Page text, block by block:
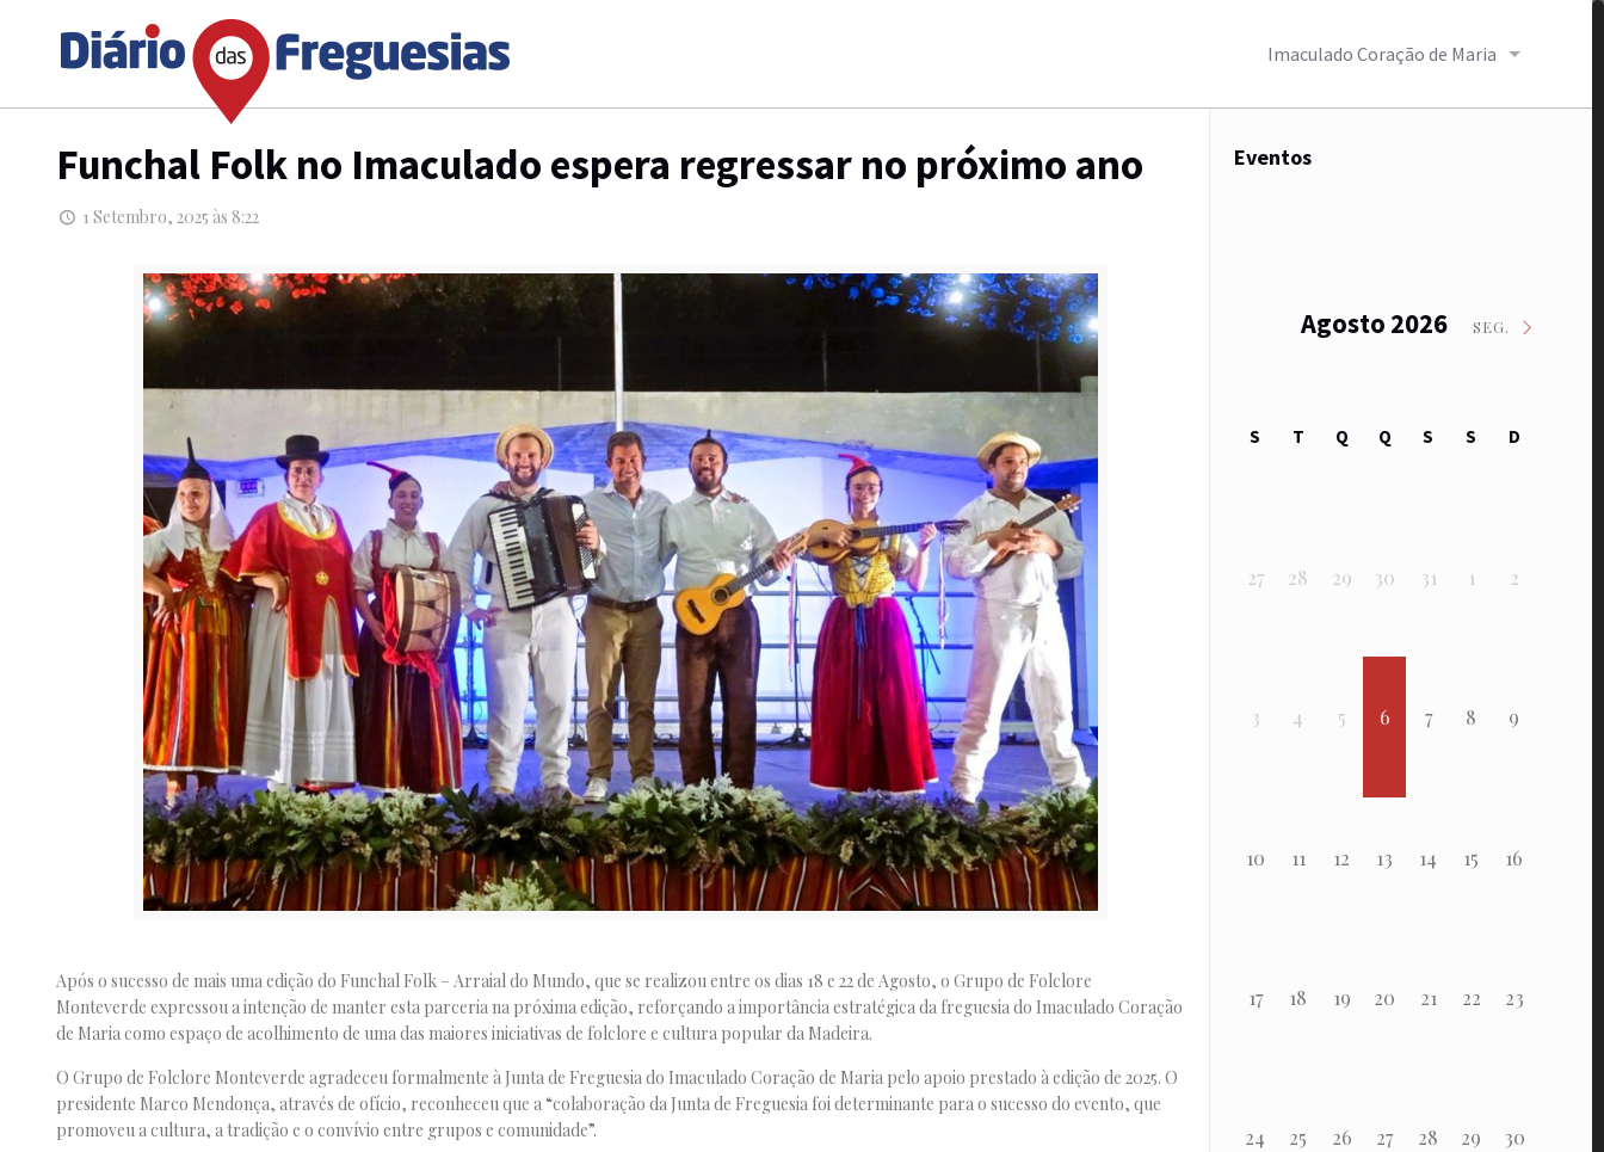
Imaculado Coração de Maria
Funchal Folk no Imaculado espera regressar no próximo ano
1 Setembro, 2025 às 8:22
Após o sucesso de mais uma edição do Funchal Folk – Arraial do Mundo, que se realizou entre os dias 18 e 22 de Agosto, o Grupo de Folclore
Monteverde expressou a intenção de manter esta parceria na próxima edição, reforçando a importância estratégica da freguesia do Imaculado Coração
de Maria como espaço de acolhimento de uma das maiores iniciativas de folclore e cultura popular da Madeira.
O Grupo de Folclore Monteverde agradeceu formalmente à Junta de Freguesia do Imaculado Coração de Maria pelo apoio prestado à edição de 2025. O
presidente Marco Mendonça, através de ofício, reconheceu que a “colaboração da Junta de Freguesia foi determinante para o sucesso do evento, que
promoveu a cultura, a tradição e o convívio entre grupos e comunidade”.
Eventos
Agosto 2026 SEG.
S T Q Q S S D
27 28 29 30 31 1 2
3 4 5 6 7 8 9
10 11 12 13 14 15 16
17 18 19 20 21 22 23
24 25 26 27 28 29 30